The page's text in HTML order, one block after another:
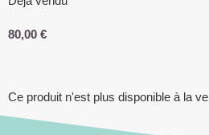
80,00 €
Ce produit n'est plus disponible à la